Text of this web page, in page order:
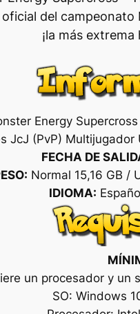
oficial del
¡la más
Energy
JcJ (PvP)
FECHA DE
Normal 15,16 GB /
IDIOMA:
un procesador y un
SO: Windows